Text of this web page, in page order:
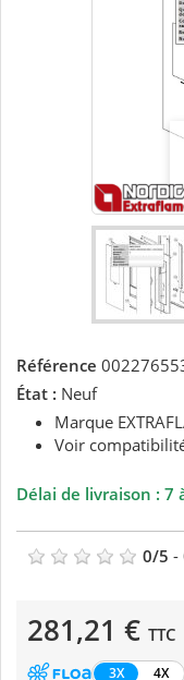
Référence
État : Neuf
Marque
Voir
Délai de livraison : 7
0/5 -
281,21 € TTC
3X 4X